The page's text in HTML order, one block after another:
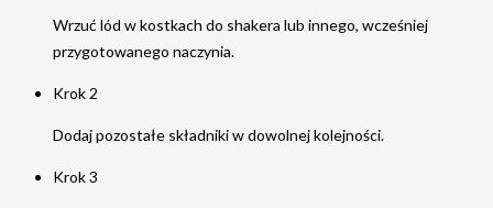
Wrzuć lód w kostkach do shakera lub innego, wcześniej
przygotowanego naczynia.
Krok 2
Dodaj pozostałe składniki w dowolnej kolejności.
Krok 3